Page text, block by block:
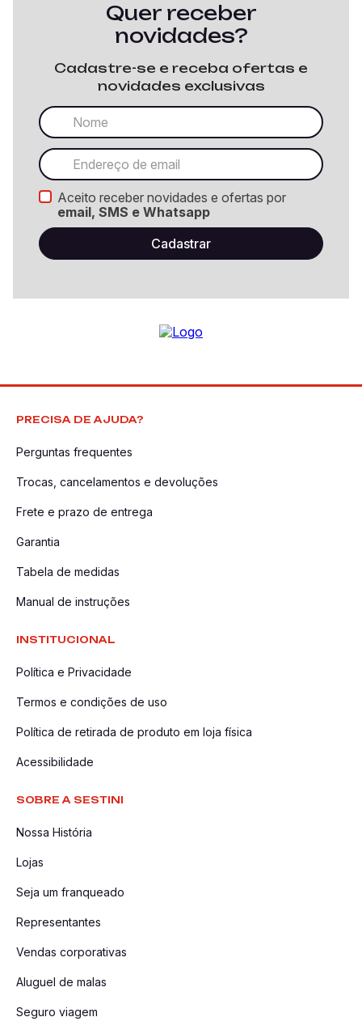
Quer receber
novidades?
Cadastre-se e receba ofertas e
novidades exclusivas
Aceito receber novidades e ofertas por
email, SMS e Whatsapp
PRECISA DE AJUDA?
Perguntas frequentes
Trocas, cancelamentos e devoluções
Frete e prazo de entrega
Garantia
Tabela de medidas
Manual de instruções
INSTITUCIONAL
Política e Privacidade
Termos e condições de uso
Política de retirada de produto em loja física
Acessibilidade
SOBRE A SESTINI
Nossa História
Lojas
Seja um franqueado
Representantes
Vendas corporativas
Aluguel de malas
Seguro viagem